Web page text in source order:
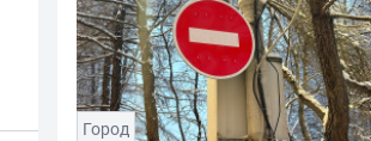
Город